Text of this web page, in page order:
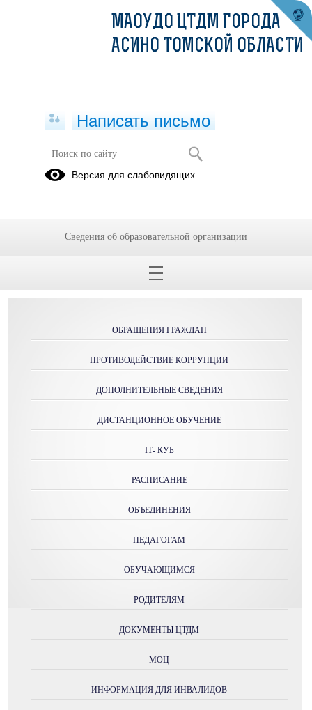
ИНФОРМАЦИЯ ДЛЯ ИНВАЛИДОВ
ОБРАЩЕНИЯ ГРАЖДАН
ПРОТИВОДЕЙСТВИЕ КОРРУПЦИИ
ДОПОЛНИТЕЛЬНЫЕ СВЕДЕНИЯ
ДИСТАНЦИОННОЕ ОБУЧЕНИЕ
IТ- КУБ
РАСПИСАНИЕ
ОБЪЕДИНЕНИЯ
ПЕДАГОГАМ
ОБУЧАЮЩИМСЯ
РОДИТЕЛЯМ
ДОКУМЕНТЫ ЦТДМ
МОЦ
ИНФОРМАЦИЯ ДЛЯ ИНВАЛИДОВ
МАОУДО ЦТДМ ГОРОДА
АСИНО ТОМСКОЙ ОБЛАСТИ
Написать письмо
Версия для слабовидящих
Сведения об образовательной организации